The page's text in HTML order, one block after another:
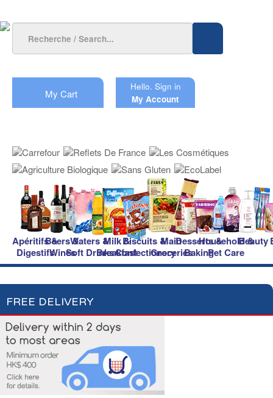
My Cart
Hello. Sign in
My Account
Apéritifs &
Digestifs
Beers &
Wines
Waters &
Soft Drinks
Milk &
Breakfast
Biscuits &
Confectionery
Main
Groceries
Desserts &
Baking
Household &
Pet Care
Beauty
FREE DELIVERY